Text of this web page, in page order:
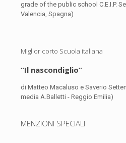
grade of the public school C.E.I.P.
Valencia, Spagna)
Miglior corto Scuola italiana
“Il nascondiglio”
di Matteo Macaluso e Saverio
media A.Balletti - Reggio Emilia)
MENZIONI SPECIALI